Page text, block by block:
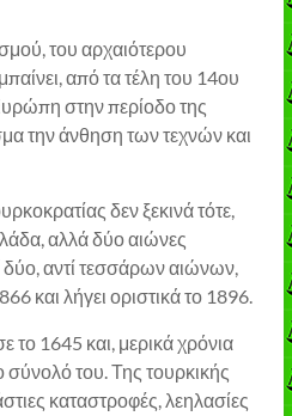
του αρχαιότερου
από τα τέλη του 14ου
στην περίοδο της
την άνθηση των τεχνών και
δεν ξεκινά τότε,
αλλά δύο αιώνες
δύο, αντί τεσσάρων αιώνων,
και λήγει οριστικά το 1896.
το 1645 και, μερικά χρόνια
σύνολό του. Της τουρκικής
καταστροφές, λεηλασίες